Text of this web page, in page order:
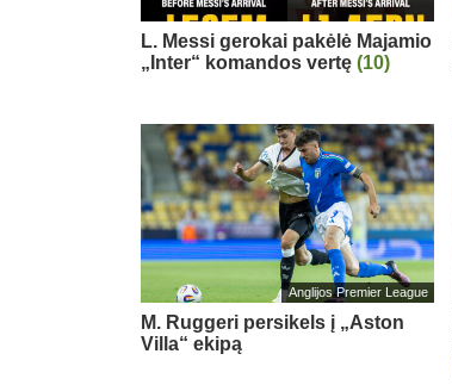
L. Messi gerokai pakėlė Majamio
„Inter“ komandos vertę (10)
Anglijos Premier League
M. Ruggeri persikels į „Aston
Villa“ ekipą